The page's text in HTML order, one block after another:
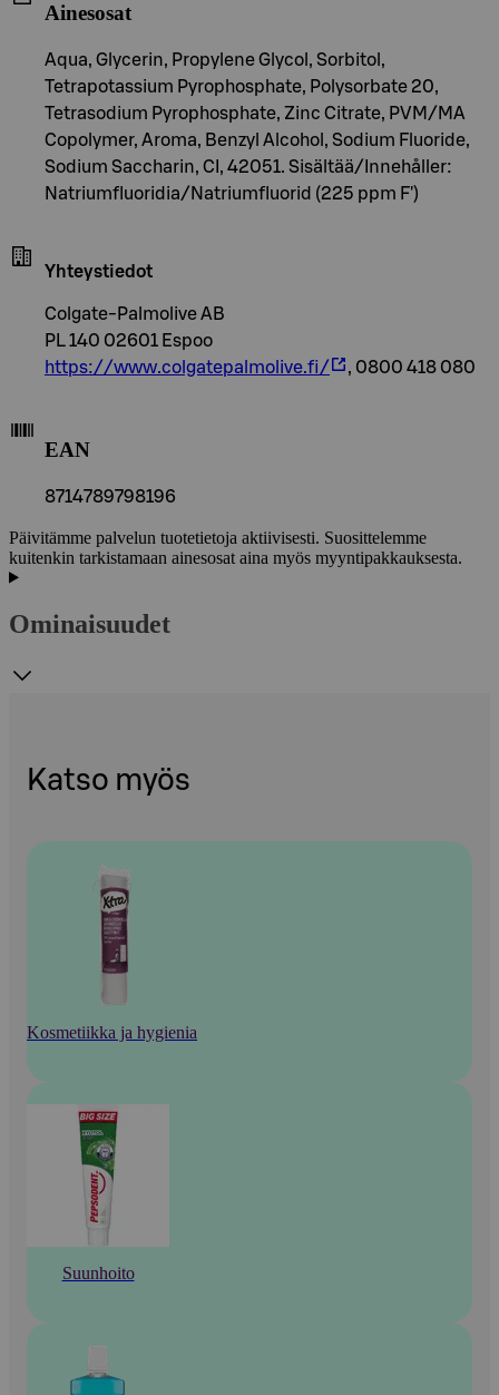
Ainesosat
Aqua, Glycerin, Propylene Glycol, Sorbitol,
Tetrapotassium Pyrophosphate, Polysorbate 20,
Tetrasodium Pyrophosphate, Zinc Citrate, PVM/MA
Copolymer, Aroma, Benzyl Alcohol, Sodium Fluoride,
Sodium Saccharin, CI, 42051. Sisältää/Innehåller:
Natriumfluoridia/Natriumfluorid (225 ppm F')
Yhteystiedot
Colgate-Palmolive AB
PL 140 02601 Espoo
https://www.colgatepalmolive.fi/
, 0800 418 080
EAN
8714789798196
Päivitämme palvelun tuotetietoja aktiivisesti. Suosittelemme
kuitenkin tarkistamaan ainesosat aina myös myyntipakkauksesta.
Ominaisuudet
Katso myös
Kosmetiikka ja hygienia
Suunhoito